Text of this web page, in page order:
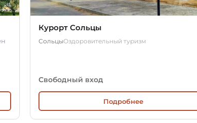
Курорт Сольцы
СольцыОздоровительный туризм
Свободный вход
Подробнее